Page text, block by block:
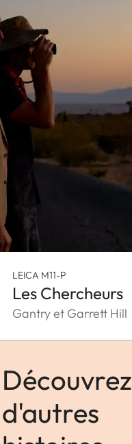
LEICA M11-P
Les Chercheurs
Gantry et Garrett Hill
Découvrez
d'autres